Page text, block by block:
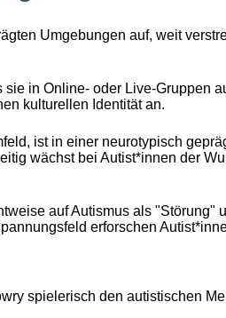
Umgebungen auf, weit
in Online- oder Live-Gruppen
kulturellen Identität an.
ist in einer neurotypisch
wächst bei Autist*innen der
auf Autismus als "Störung"
erforschen
spielerisch den autistischen